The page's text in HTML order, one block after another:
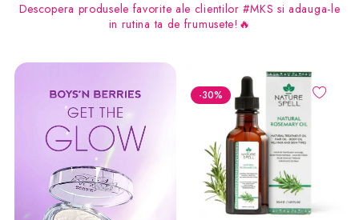
Descopera produsele favorite ale clientilor #MKS si adauga-le
in rutina ta de frumusete!🔥
-30%